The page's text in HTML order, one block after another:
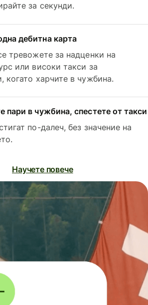
за секунди.
дебитна карта
тревожете за надценки на
или високи такси за
когато харчите в чужбина.
пари в чужбина, спестете от такси
по-далеч, без значение на
Научете повече